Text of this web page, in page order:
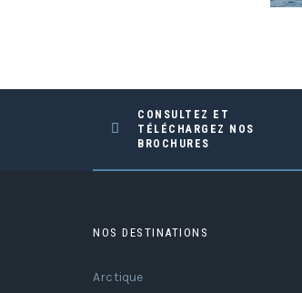
CONSULTEZ ET
TÉLÉCHARGEZ NOS
BROCHURES
NOS DESTINATIONS
Arctique